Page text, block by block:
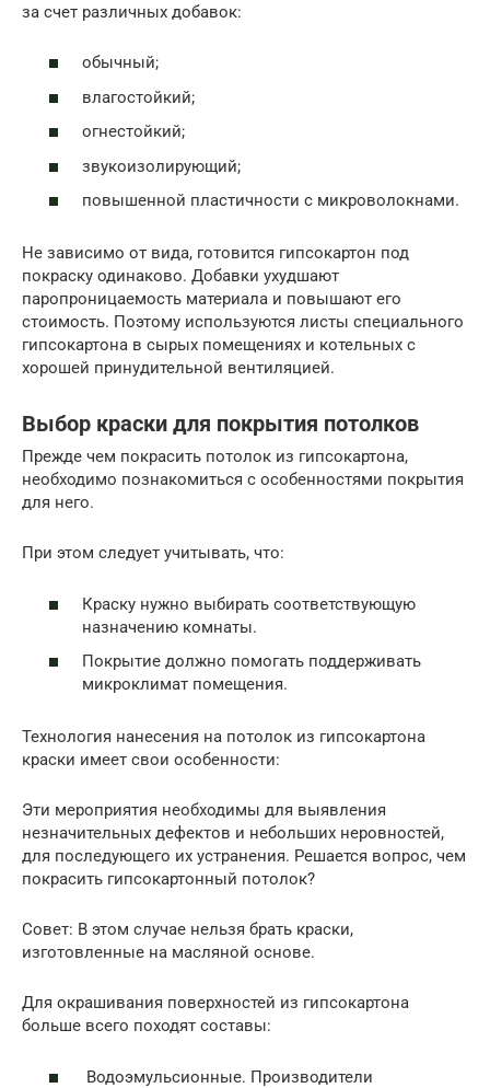
за счет различных добавок:
обычный;
влагостойкий;
огнестойкий;
звукоизолирующий;
повышенной пластичности с микроволокнами.
Не зависимо от вида, готовится гипсокартон под
покраску одинаково. Добавки ухудшают
паропроницаемость материала и повышают его
стоимость. Поэтому используются листы специального
гипсокартона в сырых помещениях и котельных с
хорошей принудительной вентиляцией.
Выбор краски для покрытия потолков
Прежде чем покрасить потолок из гипсокартона,
необходимо познакомиться с особенностями покрытия
для него.
При этом следует учитывать, что:
Краску нужно выбирать соответствующую
назначению комнаты.
Покрытие должно помогать поддерживать
микроклимат помещения.
Технология нанесения на потолок из гипсокартона
краски имеет свои особенности:
Эти мероприятия необходимы для выявления
незначительных дефектов и небольших неровностей,
для последующего их устранения. Решается вопрос, чем
покрасить гипсокартонный потолок?
Совет: В этом случае нельзя брать краски,
изготовленные на масляной основе.
Для окрашивания поверхностей из гипсокартона
больше всего походят составы:
Водоэмульсионные. Производители